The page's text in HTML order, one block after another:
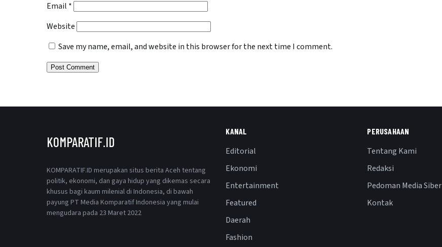
Email *
Website
Save my name, email, and website in this browser for the next time I comment.
KOMPARATIF.ID
KOMPARATIF.ID merupakan situs berita Aceh tentang
politik, ekonomi, dan gaya hidup yang dikemas secara
khusus bagi kaum milenial di Indonesia, di bawah
payung PT Media Komparatif Indonesia yang mulai
mengudara pada 23 Maret 2022
KANAL
Editorial
Ekonomi
Entertainment
Featured
Daerah
Fashion
PERUSAHAAN
Tentang Kami
Redaksi
Pedoman Media Siber
Kontak